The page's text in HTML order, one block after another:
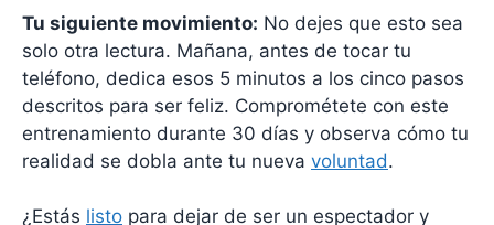
Tu siguiente movimiento: No dejes que esto sea
solo otra lectura. Mañana, antes de tocar tu
teléfono, dedica esos 5 minutos a los cinco pasos
descritos para ser feliz. Comprométete con este
entrenamiento durante 30 días y observa cómo tu
realidad se dobla ante tu nueva voluntad.
¿Estás listo para dejar de ser un espectador y